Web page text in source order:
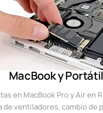
MacBook y
en MacBook Pro y Air en
de ventiladores, cambio de